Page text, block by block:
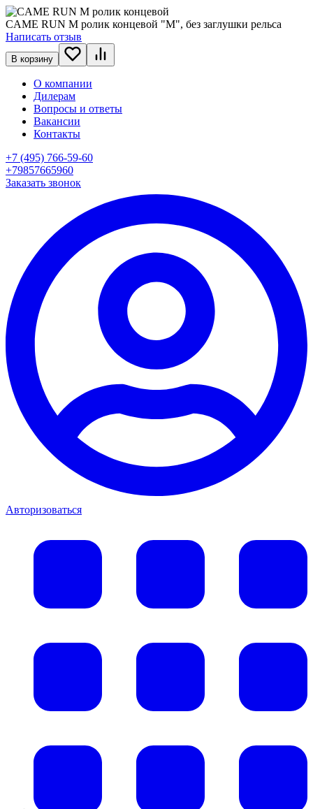
CAME RUN M ролик концевой "M", без заглушки рельса
Написать отзыв
В корзину
О компании
Дилерам
Вопросы и ответы
Вакансии
Контакты
+7 (495) 766-59-60
+79857665960
Заказать звонок
Авторизоваться